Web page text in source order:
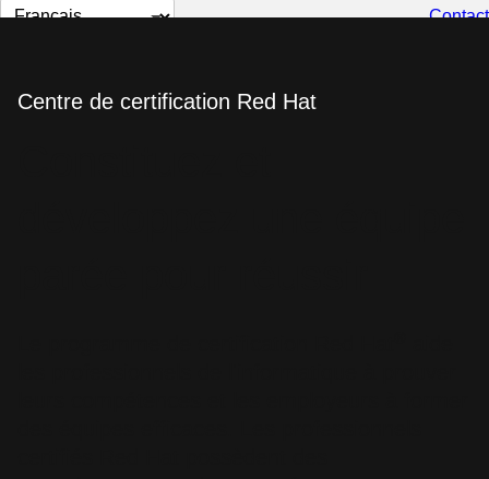
Changer
Contact
Centre de certification Red Hat